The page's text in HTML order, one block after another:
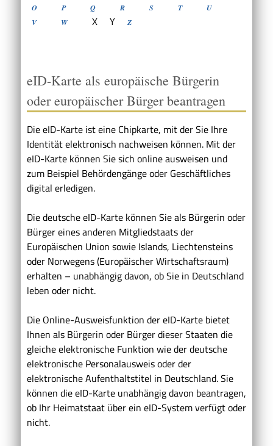
O
P Q R S T
U
V
W X Y Z
eID-Karte als europäische Bürgerin
oder europäischer Bürger beantragen
Die eID-Karte ist eine Chipkarte, mit der Sie Ihre
Identität elektronisch nachweisen können. Mit der
eID-Karte können Sie sich online ausweisen und
zum Beispiel Behördengänge oder Geschäftliches
digital erledigen.
Die deutsche eID-Karte können Sie als Bürgerin oder
Bürger eines anderen Mitgliedstaats der
Europäischen Union sowie Islands, Liechtensteins
oder Norwegens (Europäischer Wirtschaftsraum)
erhalten – unabhängig davon, ob Sie in Deutschland
leben oder nicht.
Die Online-Ausweisfunktion der eID-Karte bietet
Ihnen als Bürgerin oder Bürger dieser Staaten die
gleiche elektronische Funktion wie der deutsche
elektronische Personalausweis oder der
elektronische Aufenthaltstitel in Deutschland. Sie
können die eID-Karte unabhängig davon beantragen,
ob Ihr Heimatstaat über ein eID-System verfügt oder
nicht.